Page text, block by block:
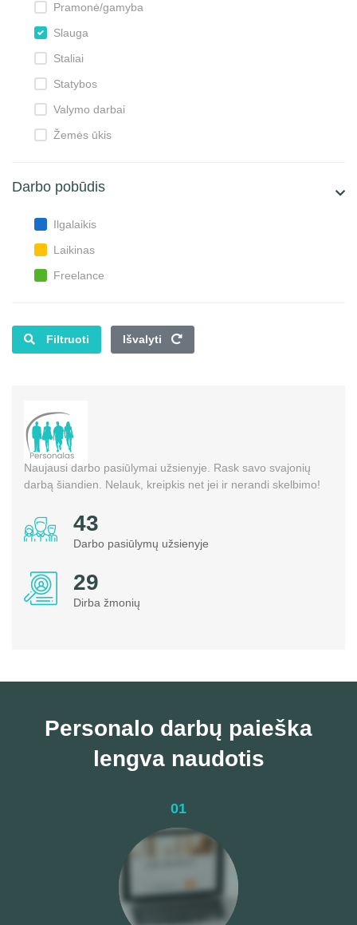
Pramonė/gamyba
Slauga
Staliai
Statybos
Valymo darbai
Žemės ūkis
Darbo pobūdis
Ilgalaikis
Laikinas
Freelance
Filtruoti Išvalyti
Naujausi darbo pasiūlymai užsienyje. Rask savo svajonių
darbą šiandien. Nelauk, kreipkis net jei ir nerandi skelbimo!
55
Darbo pasiūlymų užsienyje
37
Dirba žmonių
Personalo darbų paieška
lengva naudotis
01